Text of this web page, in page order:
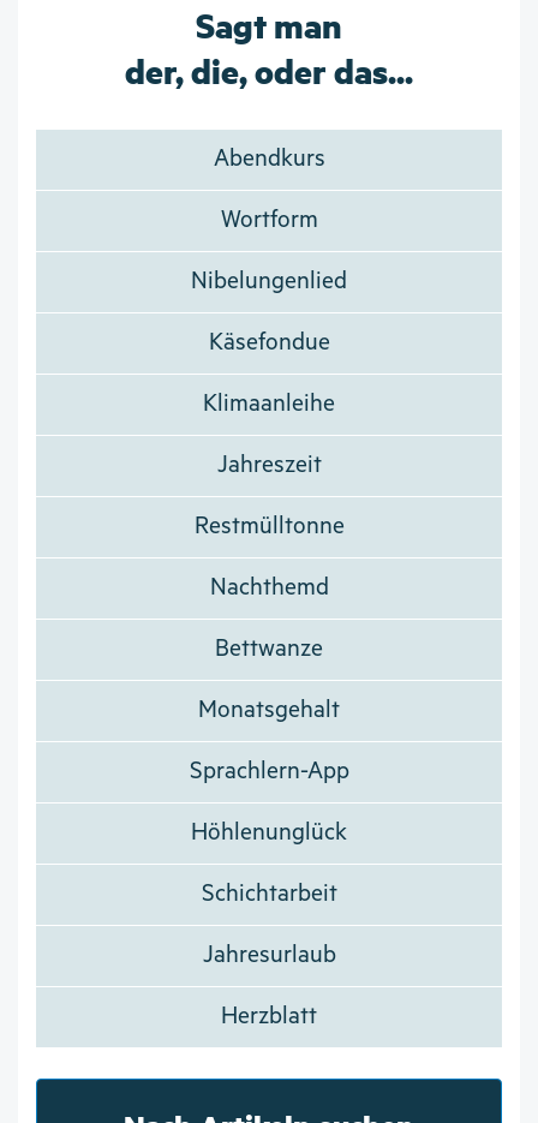
Sagt man
der, die, oder das...
Abendkurs
Wortform
Nibelungenlied
Käsefondue
Klimaanleihe
Jahreszeit
Restmülltonne
Nachthemd
Bettwanze
Monatsgehalt
Sprachlern-App
Höhlenunglück
Schichtarbeit
Jahresurlaub
Herzblatt